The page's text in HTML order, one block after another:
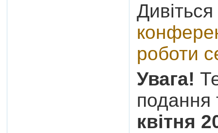
Дивіться
роботи
Увага!
квітня